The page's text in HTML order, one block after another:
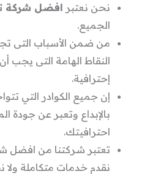
نحن نعتبر افضل شركة
الجميع.
من ضمن الأسباب التى
النقاط الهامة التى
إحترافية.
إن جميع الكوادر التي
بالإبداع وتعبر عن
احترافيتك.
تعتبر شركتنا من افضل
نقدم خدمات متكاملة ولا